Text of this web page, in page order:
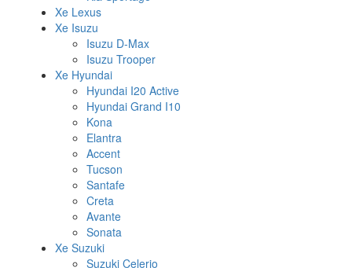
Xe Lexus
Xe Isuzu
Isuzu D-Max
Isuzu Trooper
Xe Hyundai
Hyundai I20 Active
Hyundai Grand I10
Kona
Elantra
Accent
Tucson
Santafe
Creta
Avante
Sonata
Xe Suzuki
Suzuki Celerio